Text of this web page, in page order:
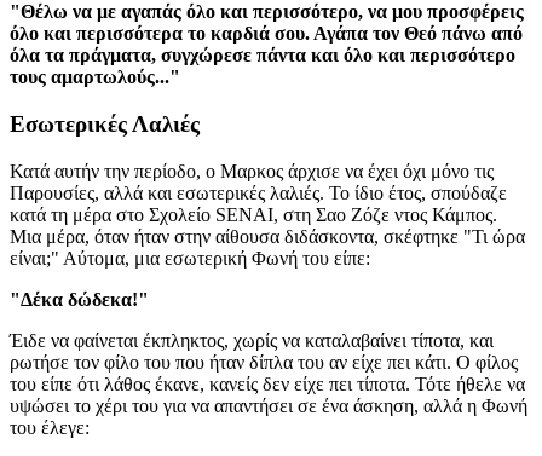
"Θέλω να με αγαπάς όλο και περισσότερο, να μου προσφέρεις
όλο και περισσότερα το καρδιά σου. Αγάπα τον Θεό πάνω από
όλα τα πράγματα, συγχώρεσε πάντα και όλο και περισσότερο
τους αμαρτωλούς..."
Εσωτερικές Λαλιές
Κατά αυτήν την περίοδο, ο Μαρκος άρχισε να έχει όχι μόνο τις
Παρουσίες, αλλά και εσωτερικές λαλιές. Το ίδιο έτος, σπούδαζε
κατά τη μέρα στο Σχολείο SENAI, στη Σαο Ζόζε ντος Κάμπος.
Μια μέρα, όταν ήταν στην αίθουσα διδάσκοντα, σκέφτηκε "Τι ώρα
είναι;" Αύτομα, μια εσωτερική Φωνή του είπε:
"Δέκα δώδεκα!"
Έιδε να φαίνεται έκπληκτος, χωρίς να καταλαβαίνει τίποτα, και
ρωτήσε τον φίλο του που ήταν δίπλα του αν είχε πει κάτι. Ο φίλος
του είπε ότι λάθος έκανε, κανείς δεν είχε πει τίποτα. Τότε ήθελε να
υψώσει το χέρι του για να απαντήσει σε ένα άσκηση, αλλά η Φωνή
του έλεγε: